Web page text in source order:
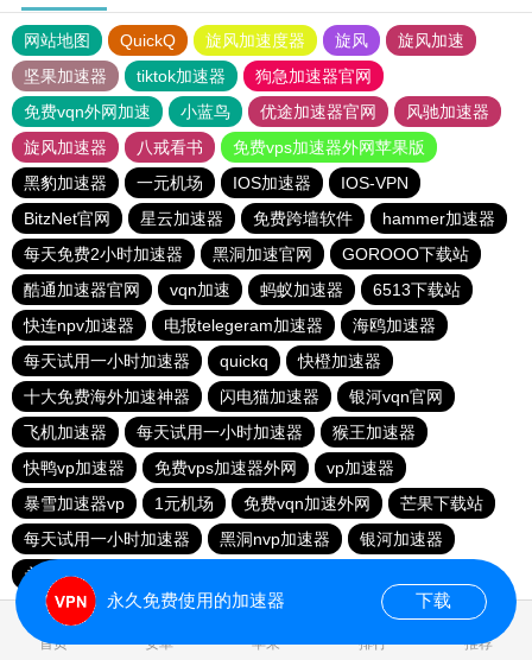
网站地图 QuickQ 旋风加速度器 旋风
旋风加速
坚果加速器
tiktok加速器
狗急加速器官网
免费vqn外网加速
小蓝鸟 优途加速器官网
风驰加速器
旋风加速器
八戒看书
免费vps加速器外网苹果版
黑豹加速器
一元机场 IOS加速器
IOS-VPN
BitzNet官网
星云加速器 免费跨墙软件
hammer加速器
每天免费2小时加速器
黑洞加速官网
GOROOO下载站
酷通加速器官网
vqn加速 蚂蚁加速器
6513下载站
快连npv加速器
电报telegeram加速器
海鸥加速器
每天试用一小时加速器
quickq
快橙加速器
十大免费海外加速神器
闪电猫加速器
银河vqn官网
飞机加速器
每天试用一小时加速器
猴王加速器
快鸭vp加速器
免费vps加速器外网
vp加速器
暴雪加速器vp
1元机场 免费vqn加速外网
芒果下载站
每天试用一小时加速器
黑洞nvp加速器
银河加速器
永久免费vqn加速外网
首页 安卓 苹果 排行 推荐
永久免费使用的加速器 下载
1.510870s